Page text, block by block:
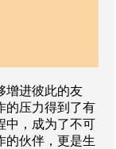
增进彼此的友
的压力得到了有
中，成为了不可
的伙伴，更是生